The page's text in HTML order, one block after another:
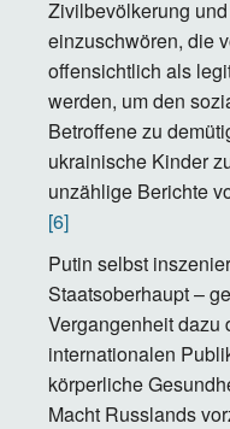
Zivilbevölkerung
einzuschwören, die
offensichtlich als
werden, um den
Betroffene zu
ukrainische Kinder
unzählige Berichte
[6]
Putin selbst
Staatsoberhaupt –
Vergangenheit dazu
internationalen
körperliche
Macht Russlands